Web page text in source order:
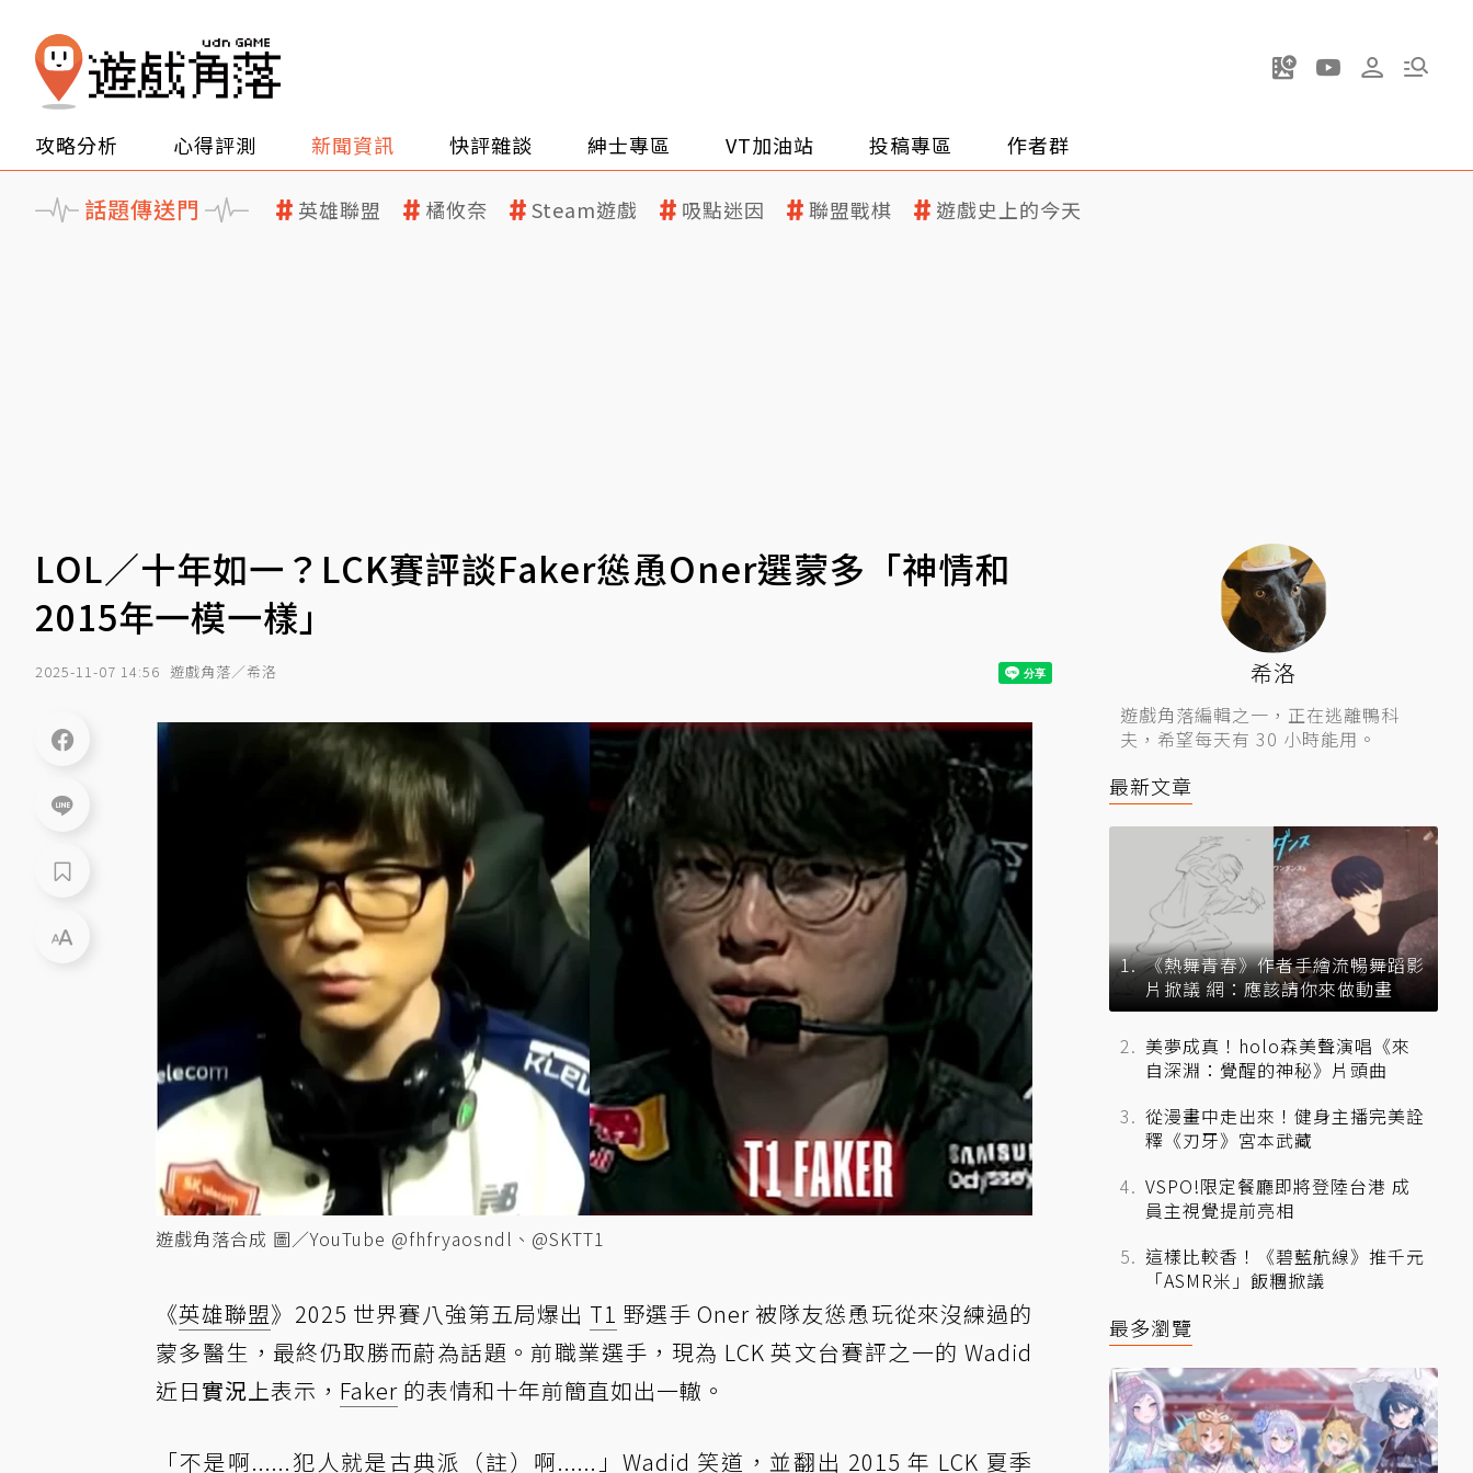
攻略分析 心得評測 新聞資訊 快評雜談 紳士專區 VT加油站 投稿專區 作者群
話題傳送門 英雄聯盟 橘攸奈 Steam遊戲 吸點迷因 聯盟戰棋 遊戲史上的今天
LOL／十年如一？LCK賽評談Faker慫恿Oner選蒙多「神情和
2015年一模一樣」
2025-11-07 14:56 遊戲角落／希洛
遊戲角落合成 圖／YouTube @fhfryaosndl、@SKTT1
《英雄聯盟》2025 世界賽八強第五局爆出 T1 野選手 Oner 被隊友慫恿玩從來沒練過的
蒙多醫生，最終仍取勝而蔚為話題。前職業選手，現為 LCK 英文台賽評之一的 Wadid
近日實況上表示， Faker 的表情和十年前簡直如出一轍。
「不是啊......犯人就是古典派（註）啊......」Wadid 笑道，並翻出 2015 年 LCK 夏季
希洛
遊戲角落編輯之一，正在逃離鴨科
夫，希望每天有 30 小時能用。
最新文章
《熱舞青春》作者手繪流暢舞蹈影
片掀議 網：應該請你來做動畫
美夢成真！holo森美聲演唱《來
自深淵：覺醒的神秘》片頭曲
從漫畫中走出來！健身主播完美詮
釋《刃牙》宮本武藏
VSPO!限定餐廳即將登陸台港 成
員主視覺提前亮相
這樣比較香！《碧藍航線》推千元
「ASMR米」飯糰掀議
最多瀏覽